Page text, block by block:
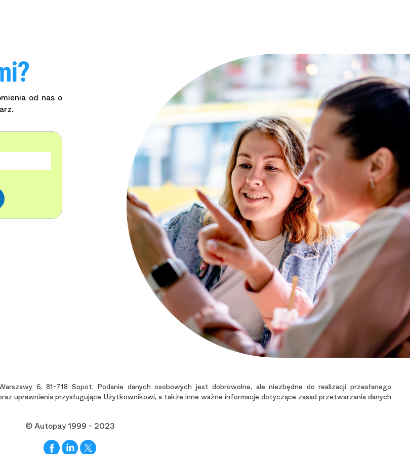
od nas o
6, 81-718 Sopot. Podanie danych osobowych jest dobrowolne, ale niezbędne do realizacji przesłanego
uprawnienia przysługujące Użytkownikowi, a także inne ważne informacje dotyczące zasad przetwarzania danych
© Autopay 1999 - 2023